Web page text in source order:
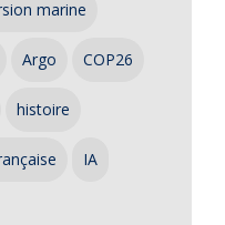
marine
Argo COP26
histoire
IA